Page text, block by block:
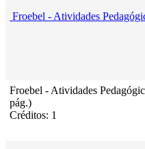
Froebel - Atividades
Froebel - Atividades
pág.)
Créditos: 1